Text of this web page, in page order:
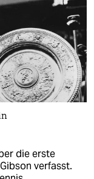
die erste
verfasst.